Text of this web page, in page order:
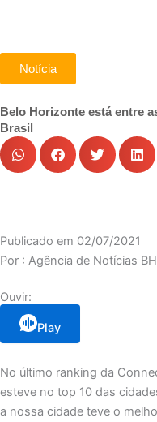
Notícia
Belo Horizonte está entre
Brasil
Publicado em 02/07/2021
Por : Agência de Notícias
Ouvir:
Play
No último ranking da
esteve no top 10 das
a nossa cidade teve o